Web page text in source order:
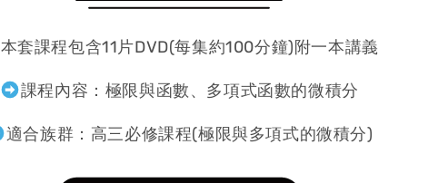
本套課程包含11片DVD(每集約100分鐘)附一本講義
課程內容： 極限與函數、多項式函數的微積分
適合族群：高三必修課程(極限與多項式的微積分)